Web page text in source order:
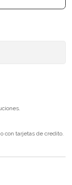
con tarjetas de credito.